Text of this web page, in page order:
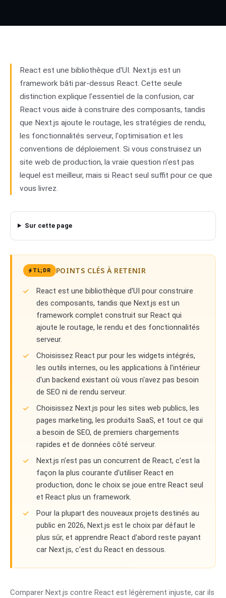
React est une bibliothèque d'UI. Next.js est un
framework bâti par-dessus React. Cette seule
distinction explique l'essentiel de la confusion, car
React vous aide à construire des composants, tandis
que Next.js ajoute le routage, les stratégies de rendu,
les fonctionnalités serveur, l'optimisation et les
conventions de déploiement. Si vous construisez un
site web de production, la vraie question n'est pas
lequel est meilleur, mais si React seul suffit pour ce que
vous livrez.
Sur cette page
TL;DR POINTS CLÉS À RETENIR
React est une bibliothèque d'UI pour construire
des composants, tandis que Next.js est un
framework complet construit sur React qui
ajoute le routage, le rendu et des fonctionnalités
serveur.
Choisissez React pur pour les widgets intégrés,
les outils internes, ou les applications à l'intérieur
d'un backend existant où vous n'avez pas besoin
de SEO ni de rendu serveur.
Choisissez Next.js pour les sites web publics, les
pages marketing, les produits SaaS, et tout ce qui
a besoin de SEO, de premiers chargements
rapides et de données côté serveur.
Next.js n'est pas un concurrent de React, c'est la
façon la plus courante d'utiliser React en
production, donc le choix se joue entre React seul
et React plus un framework.
Pour la plupart des nouveaux projets destinés au
public en 2026, Next.js est le choix par défaut le
plus sûr, et apprendre React d'abord reste payant
car Next.js, c'est du React en dessous.
Comparer Next.js contre React est légèrement injuste, car ils